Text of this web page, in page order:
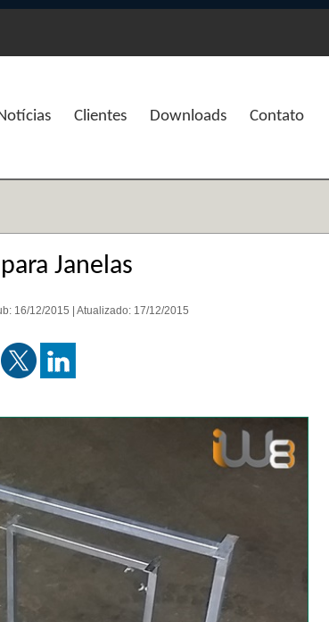
Clientes Downloads Contato
Janelas
16/12/2015 | Atualizado: 17/12/2015